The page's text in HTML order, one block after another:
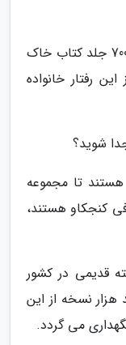
سیف الاسلام، مدیر دبیرستان محلی که 700 جلد کتاب خاک
رفتار خانواده
شوید؟
هستند تا مجموعه
کنجکاو هستند،
گردد حدود 33,000 نوشته قدیمی در کشور
هزار نسخه از این
می گردد.